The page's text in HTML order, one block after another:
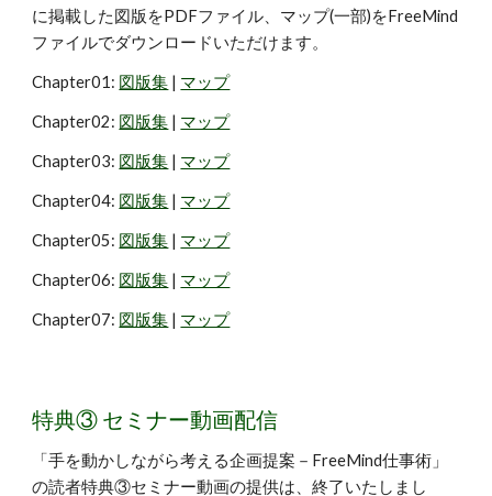
に掲載した図版をPDFファイル、マップ(一部)をFreeMind
ファイルでダウンロードいただけます。
Chapter01: 図版集 | マップ
Chapter02: 図版集 | マップ
Chapter03: 図版集 | マップ
Chapter04: 図版集 | マップ
Chapter05: 図版集 | マップ
Chapter06: 図版集 | マップ
Chapter07: 図版集 | マップ
特典③ セミナー動画配信
「手を動かしながら考える企画提案－FreeMind仕事術 」
の読者特典③セミナー動画の提供は、終了いたしまし